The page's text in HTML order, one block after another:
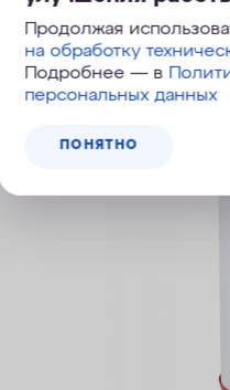
Продолжая
на обработку
Подробнее — в
персональных данных
ПОНЯТНО